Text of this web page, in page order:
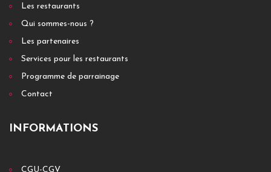
Les restaurants
Qui sommes-nous ?
Les partenaires
Services pour les restaurants
Programme de parrainage
Contact
INFORMATIONS
CGU-CGV